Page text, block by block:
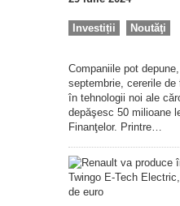
Investiții Noutăţi
Companiile pot
septembrie, cererile
în tehnologii noi ale
depăşesc 50 milioane
Finanţelor. Printre…